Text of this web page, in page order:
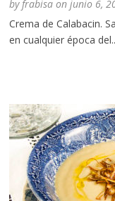
byfrabisa onjunio 6,
Crema de Calabacin.
en cualquier época